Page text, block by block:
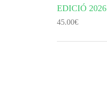
EDICIÓ 2026
45.00€